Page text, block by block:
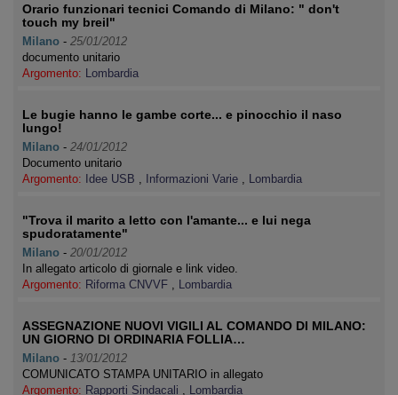
Orario funzionari tecnici Comando di Milano: " don't
touch my breil"
Milano - 25/01/2012
documento unitario
Argomento: Lombardia
Le bugie hanno le gambe corte... e pinocchio il naso
lungo!
Milano - 24/01/2012
Documento unitario
Argomento: Idee USB , Informazioni Varie , Lombardia
"Trova il marito a letto con l'amante... e lui nega
spudoratamente"
Milano - 20/01/2012
In allegato articolo di giornale e link video.
Argomento: Riforma CNVVF , Lombardia
ASSEGNAZIONE NUOVI VIGILI AL COMANDO DI MILANO:
UN GIORNO DI ORDINARIA FOLLIA…
Milano - 13/01/2012
COMUNICATO STAMPA UNITARIO in allegato
Argomento: Rapporti Sindacali , Lombardia